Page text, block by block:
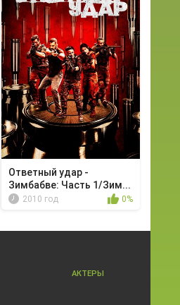
Ответный удар -
Зимбабве: Часть 1/Зим...
2010 год 0%
АКТЕРЫ